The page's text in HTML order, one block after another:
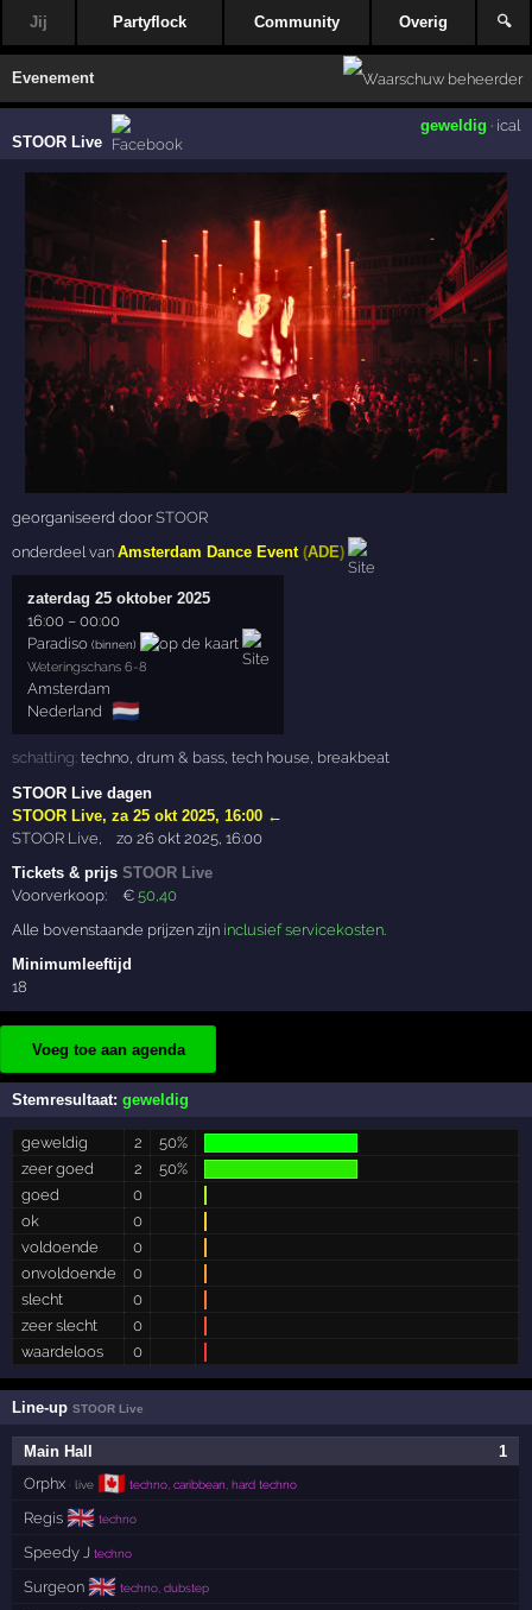
Jij Partyflock Community Overig 🔍
Evenement
STOOR Live
geweldig · ical
georganiseerd doorSTOOR
onderdeel vanAmsterdam Dance Event (ADE)
zaterdag 25 oktober 2025
16:00 –00:00
Paradiso (binnen)
Weteringschans 6-8
Amsterdam
Nederland 🇳🇱
schatting:techno,drum & bass,tech house, breakbeat
STOOR Live dagen
STOOR Live,za 25 okt 2025, 16:00 ←
STOOR Live
zo 26 okt 2025, 16:00
Tickets & prijsSTOOR Live
Voorverkoop:
€50 ,40
Alle bovenstaande prijzen zijn inclusief servicekosten.
Minimumleeftijd
18
Voeg toe aan agenda
Stemresultaat:geweldig
geweldig 2
50%
zeer goed
2
50%
goed
0
ok
0
voldoende
0
onvoldoende
0
slecht
0
zeer slecht
0
waardeloos
0
Line-upSTOOR Live
1
Main Hall
Orphx · live 🇨🇦 techno, caribbean, hard techno
Regis 🇬🇧 techno
Speedy J techno
Surgeon 🇬🇧 techno, dubstep